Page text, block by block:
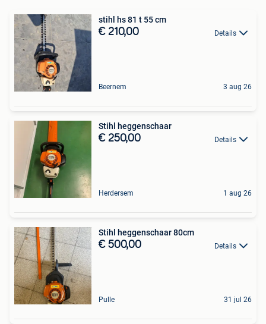
stihl hs 81 t 55 cm
€ 210,00 Details
Beernem 3 aug 26
Stihl heggenschaar
€ 250,00 Details
Herdersem 1 aug 26
Stihl heggenschaar 80cm
€ 500,00 Details
Pulle 31 jul 26